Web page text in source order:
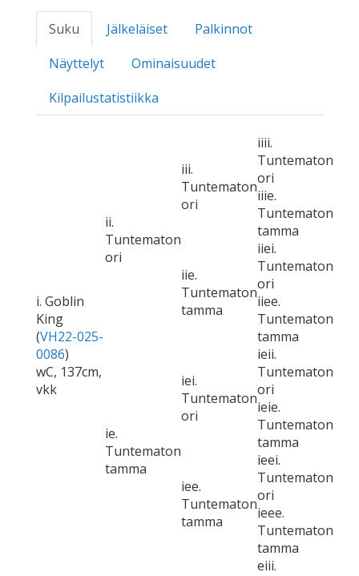
Suku Jälkeläiset
Palkinnot
Näyttelyt
Ominaisuudet
Kilpailustatistiikka
i. Goblin
King
(VH22-025-
0086)
wC, 137cm,
vkk
ii.
Tuntematon
ori
iii.
Tuntematon
ori
iiii.
Tuntematon
ori
iiie.
Tuntematon
tamma
iie.
Tuntematon
tamma
iiei.
Tuntematon
ori
iiee.
Tuntematon
tamma
ie.
Tuntematon
tamma
iei.
Tuntematon
ori
ieii.
Tuntematon
ori
ieie.
Tuntematon
tamma
iee.
Tuntematon
tamma
ieei.
Tuntematon
ori
ieee.
Tuntematon
tamma
eiii.